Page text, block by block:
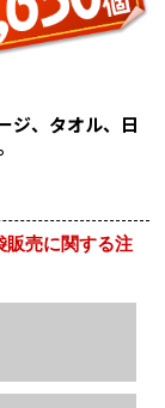
ジ、タオル、日
売に関する注